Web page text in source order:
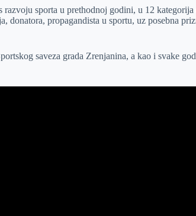
razvoju sporta u prethodnoj godini, u 12
donatora, propagandista u sportu, uz posebna
saveza grada Zrenjanina, a kao i svake